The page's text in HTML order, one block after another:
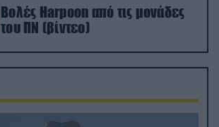
Βολές Harpoon από τις μονάδες
του ΠΝ (βίντεο)